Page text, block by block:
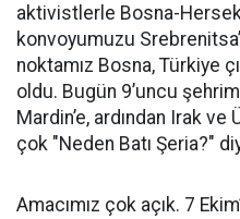
aktivistlerle Bosna-
konvoyumuzu
noktamız Bosna, Türkiye
oldu. Bugün 9’uncu
Mardin’e, ardından Irak
çok "Neden Batı Şeria?"
Amacımız çok açık. 7